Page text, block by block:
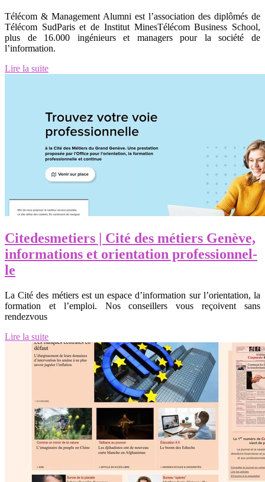
Télécom & Management Alumni est l’association des diplômés de
Télécom SudParis et de Institut MinesTélécom Business School,
plus de 16.000 ingénieurs et managers pour la société de
l’information.
Lire la suite
Citedes­me­tiers | Cité des métiers Genève,
infor­ma­tions et orientation profes­sionnel­
le
La Cité des métiers est un espace d’information sur l’orientation, la
formation et l’emploi. Nos conseillers vous reçoivent sans
rendezvous
Lire la suite